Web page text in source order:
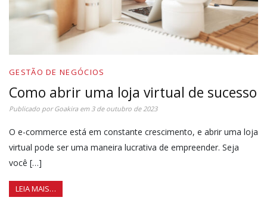
GESTÃO DE NEGÓCIOS
Como abrir uma loja virtual de sucesso
Publicado porGoakiraem3 de outubro de 2023
O e-commerce está em constante crescimento, e abrir uma loja
virtual pode ser uma maneira lucrativa de empreender. Seja
você […]
LEIA MAIS…